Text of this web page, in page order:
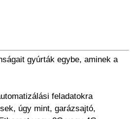
gyúrták egybe, aminek a
feladatokra
úgy mint, garázsajtó,